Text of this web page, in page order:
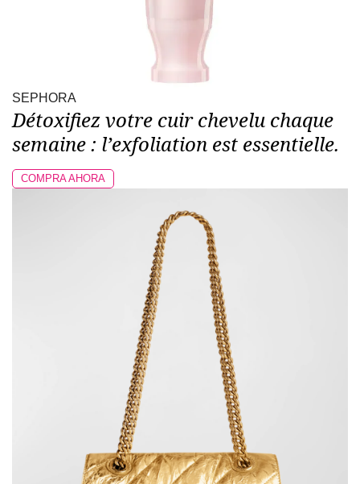
SEPHORA
Détoxifiez votre cuir chevelu chaque
semaine : l’exfoliation est essentielle.
COMPRA AHORA